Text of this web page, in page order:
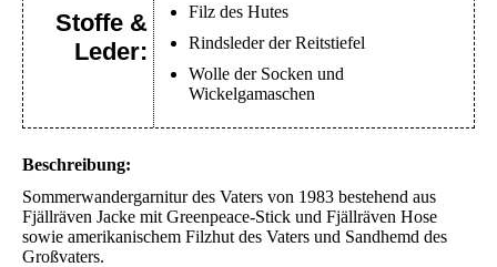
Stoffe &
Leder:
Filz des Hutes
Rindsleder der Reitstiefel
Wolle der Socken und
Wickelgamaschen
Beschreibung:
Sommerwandergarnitur des Vaters von 1983 bestehend aus
Fjällräven Jacke mit Greenpeace-Stick und Fjällräven Hose
sowie amerikanischem Filzhut des Vaters und Sandhemd des
Großvaters.